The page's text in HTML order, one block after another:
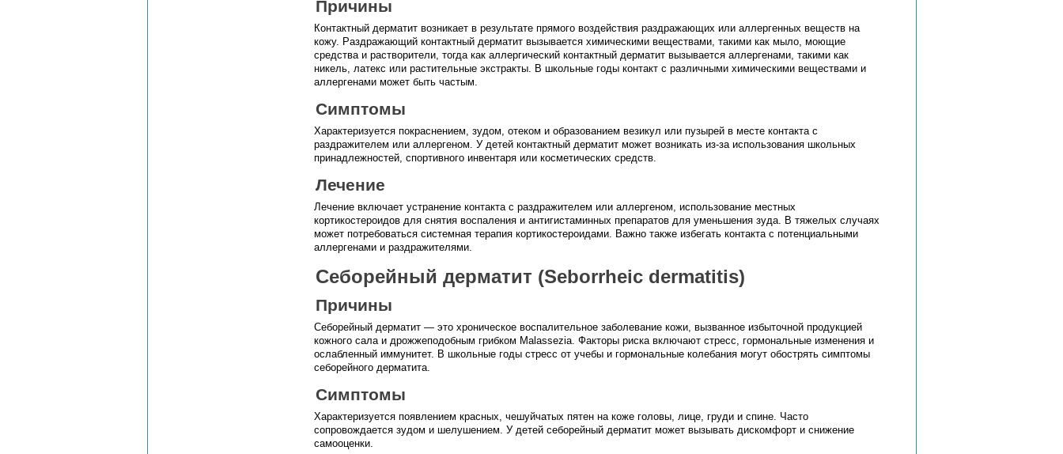
Причины
Контактный дерматит возникает в результате прямого воздействия раздражающих или аллергенных веществ на
кожу. Раздражающий контактный дерматит вызывается химическими веществами, такими как мыло, моющие
средства и растворители, тогда как аллергический контактный дерматит вызывается аллергенами, такими как
никель, латекс или растительные экстракты. В школьные годы контакт с различными химическими веществами и
аллергенами может быть частым.
Симптомы
Характеризуется покраснением, зудом, отеком и образованием везикул или пузырей в месте контакта с
раздражителем или аллергеном. У детей контактный дерматит может возникать из-за использования школьных
принадлежностей, спортивного инвентаря или косметических средств.
Лечение
Лечение включает устранение контакта с раздражителем или аллергеном, использование местных
кортикостероидов для снятия воспаления и антигистаминных препаратов для уменьшения зуда. В тяжелых случаях
может потребоваться системная терапия кортикостероидами. Важно также избегать контакта с потенциальными
аллергенами и раздражителями.
Себорейный дерматит (Seborrheic dermatitis)
Причины
Себорейный дерматит — это хроническое воспалительное заболевание кожи, вызванное избыточной продукцией
кожного сала и дрожжеподобным грибком Malassezia. Факторы риска включают стресс, гормональные изменения и
ослабленный иммунитет. В школьные годы стресс от учебы и гормональные колебания могут обострять симптомы
себорейного дерматита.
Симптомы
Характеризуется появлением красных, чешуйчатых пятен на коже головы, лице, груди и спине. Часто
сопровождается зудом и шелушением. У детей себорейный дерматит может вызывать дискомфорт и снижение
самооценки.